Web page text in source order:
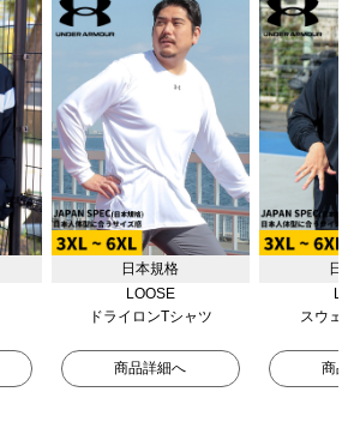
日本規格
LOOSE
ドライロンTシャツ
商品詳細へ
日
スウェ
商品